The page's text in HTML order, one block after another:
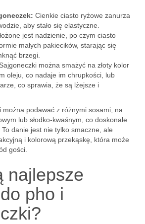
Cienkie ciasto ryżowe zanurza
aby stało się elastyczne.
jest nadzienie, po czym ciasto
małych pakiecików, starając się
brzegi.
Sajgoneczki można smażyć na złoty kolor
oleju, co nadaje im chrupkości, lub
co sprawia, że są lżejsze i
można podawać z różnymi sosami, na
lub słodko-kwaśnym, co doskonale
To danie jest nie tylko smaczne, ale
i kolorową przekąskę, która może
gości.
najlepsze
pho i